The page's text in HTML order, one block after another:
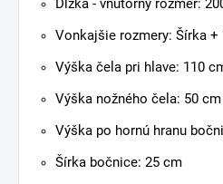
Dĺžka - vnútorný rozmer:
Vonkajšie rozmery: Šírka +
Výška čela pri hlave: 110
Výška nožného čela: 50 cm
Výška po hornú hranu
Šírka bočnice: 25 cm